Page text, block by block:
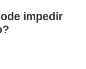
impedir